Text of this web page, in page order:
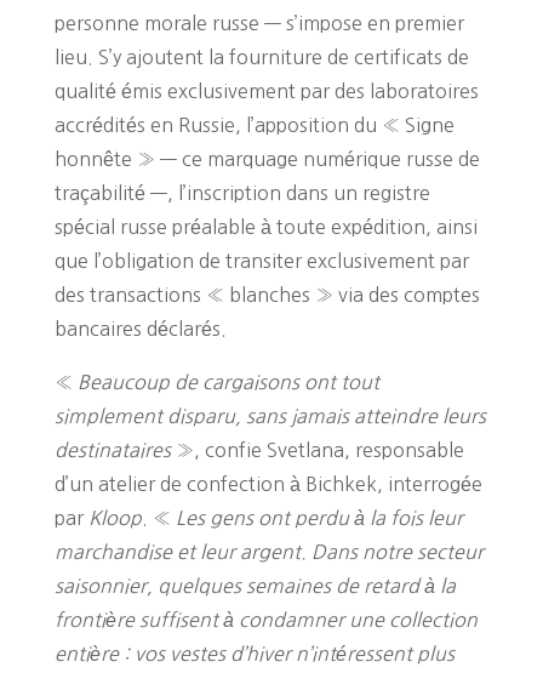
personne morale russe — s’impose en premier
lieu. S’y ajoutent la fourniture de certificats de
qualité émis exclusivement par des laboratoires
accrédités en Russie, l’apposition du « Signe
honnête » — ce marquage numérique russe de
traçabilité —, l’inscription dans un registre
spécial russe préalable à toute expédition, ainsi
que l’obligation de transiter exclusivement par
des transactions « blanches » via des comptes
bancaires déclarés.
« Beaucoup de cargaisons ont tout
simplement disparu, sans jamais atteindre leurs
destinataires», confie Svetlana, responsable
d’un atelier de confection à Bichkek, interrogée
par Kloop. « Les gens ont perdu à la fois leur
marchandise et leur argent. Dans notre secteur
saisonnier, quelques semaines de retard à la
frontière suffisent à condamner une collection
entière : vos vestes d’hiver n’intéressent plus